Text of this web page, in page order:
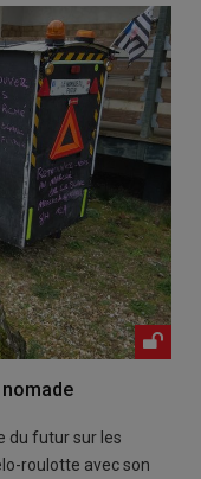
du futur sur les
roulotte avec son